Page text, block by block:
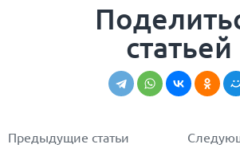
статьей
Предыдущие статьи